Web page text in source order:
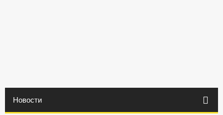
Новости